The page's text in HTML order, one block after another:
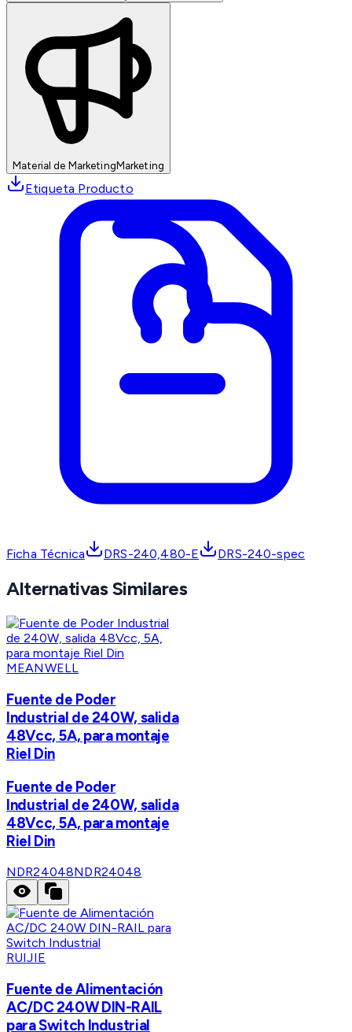
Material de MarketingMarketing
Etiqueta Producto
Ficha Técnica DRS-240,480-E DRS-240-spec
Alternativas Similares
MEANWELL
Fuente de Poder
Industrial de 240W, salida
48Vcc, 5A, para montaje
Riel Din
Fuente de Poder
Industrial de 240W, salida
48Vcc, 5A, para montaje
Riel Din
NDR24048NDR24048
RUIJIE
Fuente de Alimentación
AC/DC 240W DIN-RAIL
para Switch Industrial